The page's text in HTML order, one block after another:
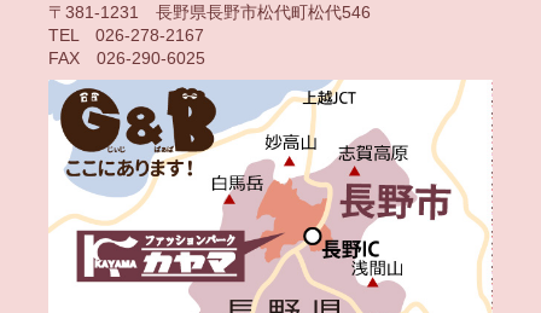
〒381-1231 長野県長野市松代町松代546
TEL 026-278-2167
FAX 026-290-6025